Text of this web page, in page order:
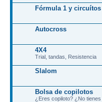
Fórmula 1 y circuítos
Autocross
4X4
Trial, tandas, Resistencia
Slalom
Bolsa de copilotos
¿Eres copiloto? ¿No